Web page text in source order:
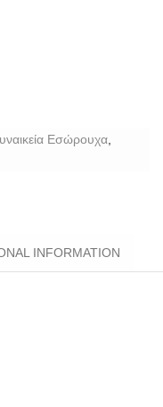
Εσώρουχα
INFORMATION